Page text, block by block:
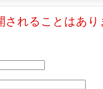
されることはあ